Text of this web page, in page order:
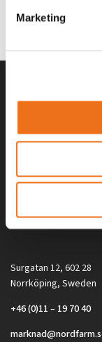
Marketing
Alla priser på
gäller inte vid köp
Surgatan 12, 602 28
Norrköping, Sweden
+46 (0)11 – 19 70 40